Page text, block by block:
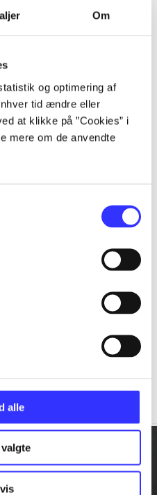
Om
og optimering af
tid ændre eller
at klikke på ”Cookies” i
mere om de anvendte
alle